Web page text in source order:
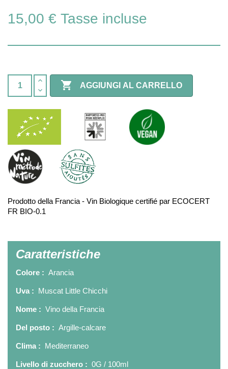
15,00 € Tasse incluse
 AGGIUNGI AL CARRELLO
Prodotto della Francia - Vin Biologique certifié par ECOCERT
FR BIO-0.1
Caratteristiche
Colore : Arancia
Uva : Muscat Little Chicchi
Nome : Vino della Francia
Del posto : Argille-calcare
Clima : Mediterraneo
Livello di zucchero : 0G / 100ml